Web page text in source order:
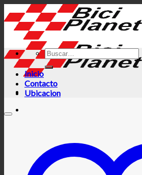
to
content
Inicio
Contacto
Ubicacion